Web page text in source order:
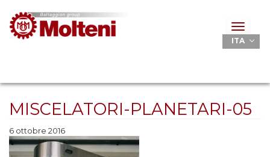
Toggle
ITA
MISCELATORI-PLANETARI-05
6 ottobre 2016